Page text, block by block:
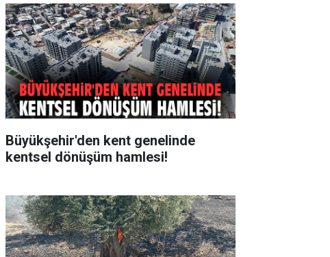
Büyükşehir'den kent genelinde
kentsel dönüşüm hamlesi!